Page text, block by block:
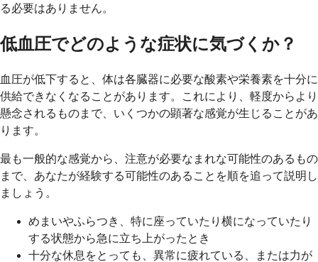
る必要はありません。
低血圧でどのような症状に気づくか？
血圧が低下すると、体は各臓器に必要な酸素や栄養素を十分に
供給できなくなることがあります。これにより、軽度からより
懸念されるものまで、いくつかの顕著な感覚が生じることがあ
ります。
最も一般的な感覚から、注意が必要なまれな可能性のあるもの
まで、あなたが経験する可能性のあることを順を追って説明し
ましょう。
めまいやふらつき、特に座っていたり横になっていたり
する状態から急に立ち上がったとき
十分な休息をとっても、異常に疲れている、または力が